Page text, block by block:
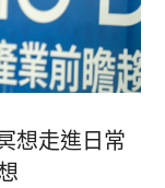
想走進日常